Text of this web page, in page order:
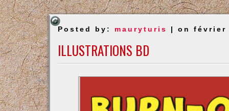
Posted by: mauryturis | on février
ILLUSTRATIONS BD